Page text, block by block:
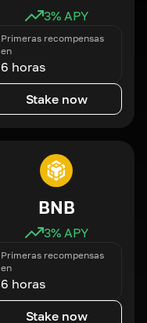
3% APY
Primeras recompensas
en
6 horas
Stake now
BNB
3% APY
Primeras recompensas
en
6 horas
Stake now